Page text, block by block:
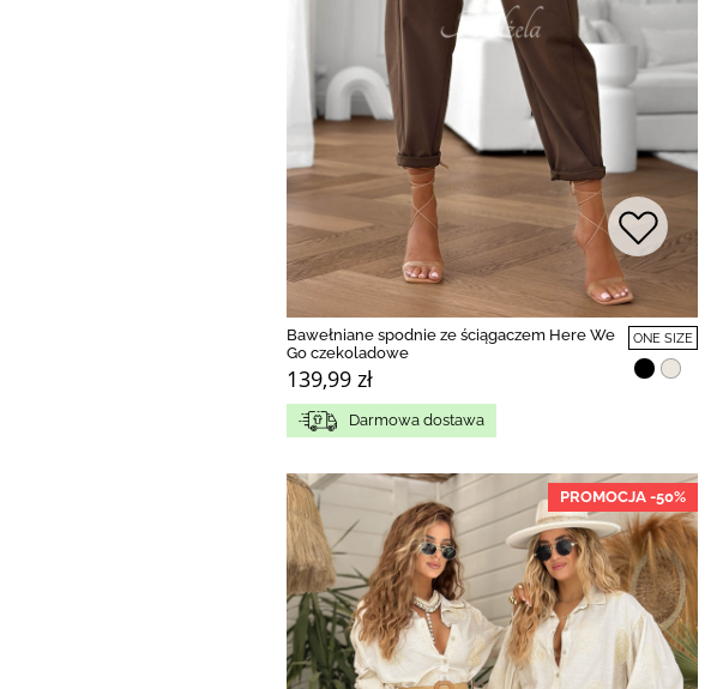
Bawełniane spodnie ze ściągaczem Here We
Go czekoladowe
139,99 zł
ONE SIZE
Darmowa dostawa
PROMOCJA -50%